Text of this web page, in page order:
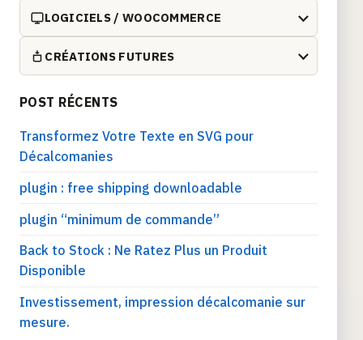
LOGICIELS / WOOCOMMERCE
CRÉATIONS FUTURES
POST RÉCENTS
Transformez Votre Texte en SVG pour
Décalcomanies
plugin : free shipping downloadable
plugin “minimum de commande”
Back to Stock : Ne Ratez Plus un Produit
Disponible
Investissement, impression décalcomanie sur
mesure.